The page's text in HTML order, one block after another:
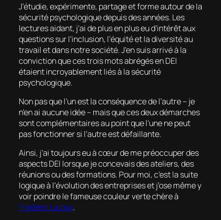
J’étudie, expérimente, partage et forme autour de la
sécurité psychologique depuis des années. Les
lectures aidant, j’ai de plus en plus eu d’intérêt aux
questions sur l’inclusion, l’équité et la diversité au
travail et dans notre société. J’en suis arrivé à la
conviction que ces trois mots abrégés en DEI
étaient incroyablement liés à la sécurité
psychologique.
Non pas que l’un est la conséquence de l’autre – je
n’en ai aucune idée – mais que ces deux démarches
sont complémentaires au point que l’une ne peut
pas fonctionner si l’autre est défaillante.
Ainsi, j’ai toujours eu à cœur de me préoccuper des
aspects DEI lorsque je concevais des ateliers, des
réunions ou des formations. Pour moi, c’est la suite
logique à l’évolution des entreprises et j’ose même y
voir poindre le fameuse couleur verte chère à
Frédéric Laloux.